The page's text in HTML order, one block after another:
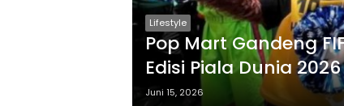
Lifestyle
Pop Mart Gandeng
Edisi Piala Dunia 2026
Juni 15, 2026